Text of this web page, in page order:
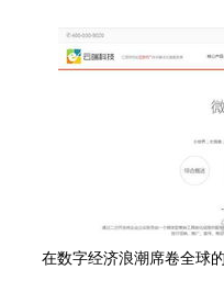
在数字经济浪潮席卷全球